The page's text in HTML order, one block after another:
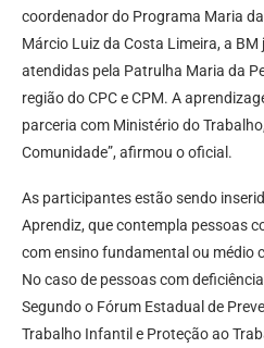
coordenador do Programa Maria da
Márcio Luiz da Costa Limeira, a
atendidas pela Patrulha Maria da
região do CPC e CPM. A
parceria com Ministério do
Comunidade”, afirmou o oficial.
As participantes estão sendo
Aprendiz, que contempla pessoas
com ensino fundamental ou médio
No caso de pessoas com
Segundo o Fórum Estadual de
Trabalho Infantil e Proteção ao